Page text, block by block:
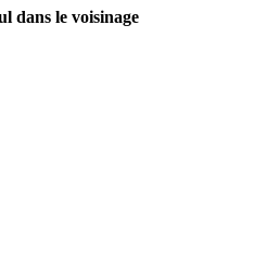
dans le voisinage